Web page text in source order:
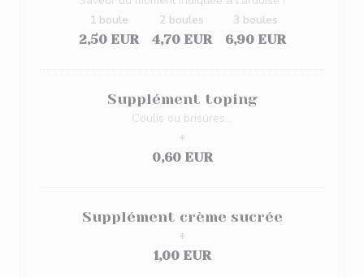
2,50 EUR
1 boule
4,70 EUR
2 boules
6,90 EUR
3 boules
Supplément toping
Coulis ou brisures...
0,60 EUR
+
Supplément crème sucrée
1,00 EUR
+